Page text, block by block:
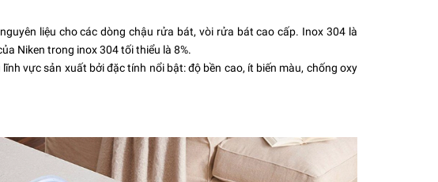
liệu cho các dòng chậu rửa bát, vòi rửa bát cao cấp. Inox 304 là
Niken trong inox 304 tối thiểu là 8%.
vực sản xuất bởi đặc tính nổi bật: độ bền cao, ít biến màu, chống oxy